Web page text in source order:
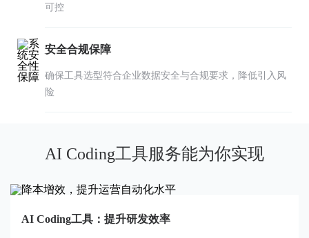
可控
安全合规保障
确保工具选型符合企业数据安全与合规要求，降低引入风
险
AI Coding工具服务能为你实现
AI Coding工具：提升研发效率